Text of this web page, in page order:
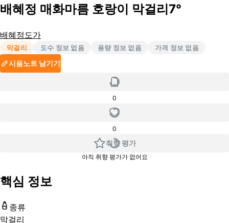
배혜정 매화마름 호랑이 막걸리7°
배혜정도가
막걸리 도수 정보 없음 용량 정보 없음 가격 정보 없음
시음노트 남기기
0
0
취향 평가
아직 취향 평가가 없어요
핵심 정보
종류
막걸리